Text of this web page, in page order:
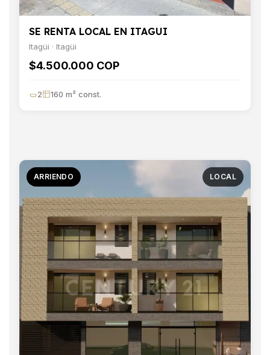
SE RENTA LOCAL EN ITAGUI
Itagüi · Itagüi
$4.500.000 COP
2 160 m² const.
ARRIENDO LOCAL